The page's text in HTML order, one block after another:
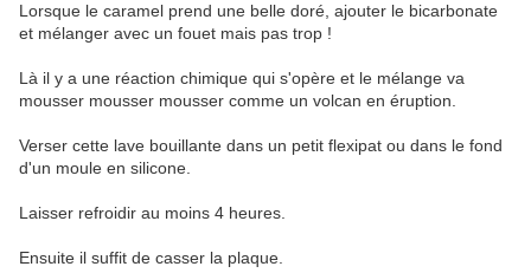
Lorsque le caramel prend une belle doré, ajouter le bicarbonate
et mélanger avec un fouet mais pas trop !
Là il y a une réaction chimique qui s'opère et le mélange va
mousser mousser mousser comme un volcan en éruption.
Verser cette lave bouillante dans un petit flexipat ou dans le fond
d'un moule en silicone.
Laisser refroidir au moins 4 heures.
Ensuite il suffit de casser la plaque.